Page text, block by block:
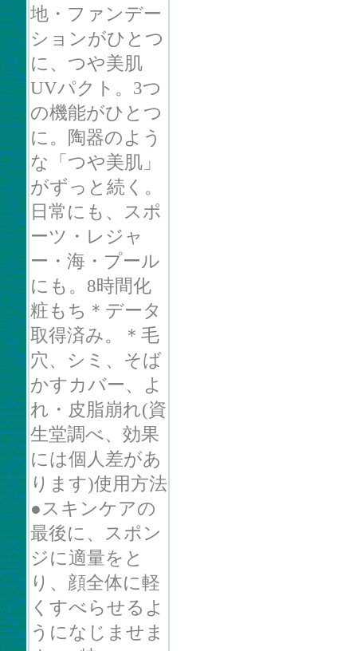
地・ファンデー
ションがひとつ
に、つや美肌
UVパクト。3つ
の機能がひとつ
に。陶器のよう
な「つや美肌」
がずっと続く。
日常にも、スポ
ーツ・レジャ
ー・海・プール
にも。8時間化
粧もち＊データ
取得済み。＊毛
穴、シミ、そば
かすカバー、よ
れ・皮脂崩れ(資
生堂調べ、効果
には個人差があ
ります)使用方法
●スキンケアの
最後に、スポン
ジに適量をと
り、顔全体に軽
くすべらせるよ
うになじませま